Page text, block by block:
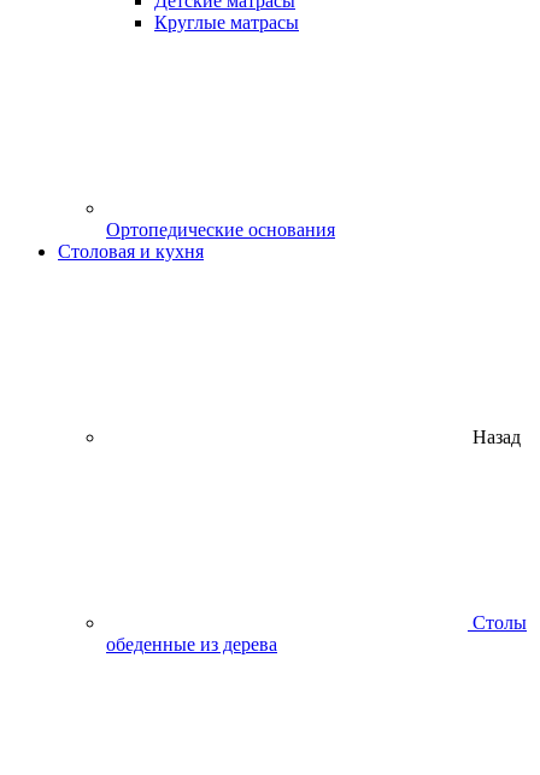
Круглые матрасы
Ортопедические основания
Столовая и кухня
Назад
Столы
обеденные из дерева